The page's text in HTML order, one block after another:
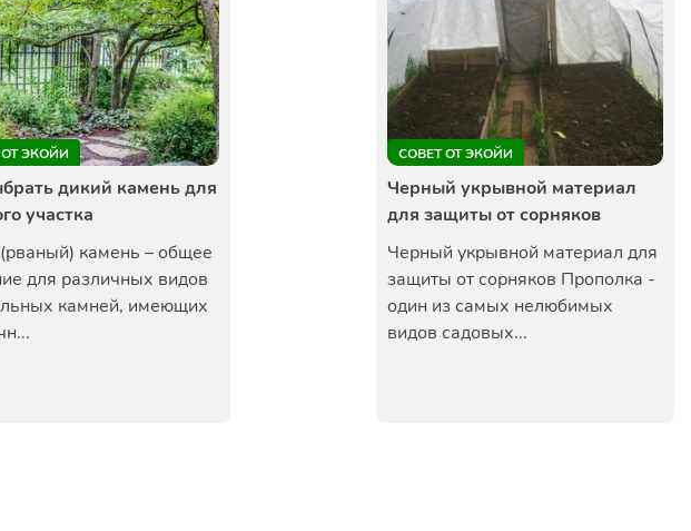
ЭКОЙИ
дикий камень для
участка
камень – общее
для различных видов
камней, имеющих
СОВЕТ ОТ ЭКОЙИ
Черный укрывной материал
для защиты от сорняков
Черный укрывной материал для
защиты от сорняков Прополка -
один из самых нелюбимых
видов садовых...